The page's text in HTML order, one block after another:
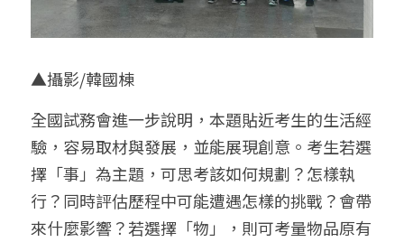
▲攝影/韓國棟
全國試務會進一步說明，本題貼近考生的生活經
驗，容易取材與發展，並能展現創意。考生若選
擇「事」為主題，可思考該如何規劃？怎樣執
行？同時評估歷程中可能遭遇怎樣的挑戰？會帶
來什麼影響？若選擇「物」，則可考量物品原有